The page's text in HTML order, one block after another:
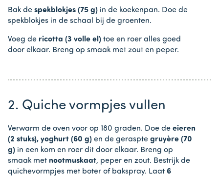
Bak de spekblokjes (75 g) in de koekenpan. Doe de
spekblokjes in de schaal bij de groenten.
Voeg de ricotta (3 volle el) toe en roer alles goed
door elkaar. Breng op smaak met zout en peper.
2. Quiche vormpjes vullen
Verwarm de oven voor op 180 graden. Doe de eieren
(2 stuks), yoghurt (60 g) en de geraspte gruyère (70
g) in een kom en roer dit door elkaar. Breng op
smaak met nootmuskaat, peper en zout. Bestrijk de
quichevormpjes met boter of bakspray. Laat 6